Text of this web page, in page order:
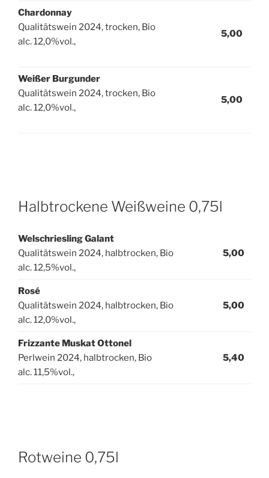
Chardonnay
Qualitätswein 2024, trocken, Bio
alc. 12,0%vol.,
5,00
Weißer Burgunder
Qualitätswein 2024, trocken, Bio
alc. 12,0%vol.,
5,00
Halbtrockene Weißweine 0,75l
Welschriesling Galant
Qualitätswein 2024, halbtrocken, Bio
alc. 12,5%vol.,
5,00
Rosé
Qualitätswein 2024, halbtrocken, Bio
alc. 12,0%vol.,
5,00
Frizzante Muskat Ottonel
Perlwein 2024, halbtrocken, Bio
alc. 11,5%vol.,
5,40
Rotweine 0,75l